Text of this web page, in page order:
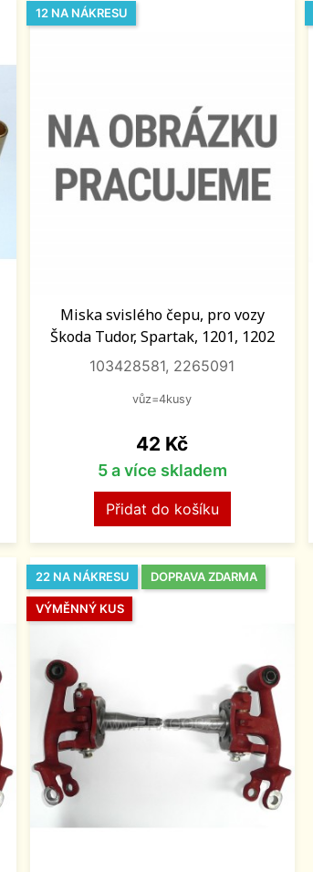
Miska svislého čepu, pro vozy
Škoda Tudor, Spartak, 1201, 1202
103428581, 2265091
vůz=4kusy
Cena
42 Kč
5 a více skladem
Přidat do košíku
12 NA NÁKRESU
22 NA NÁKRESU DOPRAVA ZDARMA
VÝMĚNNÝ KUS